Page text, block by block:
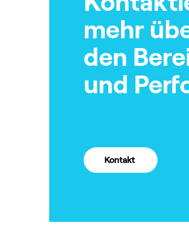
mehr
den
und
Kontakt